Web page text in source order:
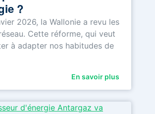
?
2026, la Wallonie a revu les
Cette réforme, qui veut
à adapter nos habitudes de
En savoir plus